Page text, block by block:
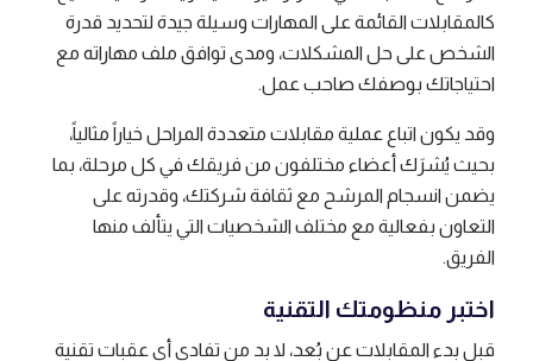
كالمقابلات القائمة على المهارات وسيلة جيدة لتحديد قدرة
الشخص على حل المشكلات، ومدى توافق ملف مهاراته مع
احتياجاتك بوصفك صاحب عمل.
وقد يكون اتباع عملية مقابلات متعددة المراحل خياراً مثالياً،
بحيث يُشرَك أعضاء مختلفون من فريقك في كل مرحلة، بما
يضمن انسجام المرشح مع ثقافة شركتك، وقدرته على
التعاون بفعالية مع مختلف الشخصيات التي يتألف منها
الفريق.
اختبر منظومتك التقنية
قبل بدء المقابلات عن بُعد، لا بد من تفادي أي عقبات تقنية